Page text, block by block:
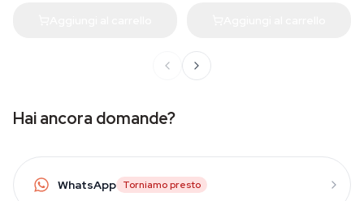
Hai ancora domande?
WhatsApp Torniamo presto